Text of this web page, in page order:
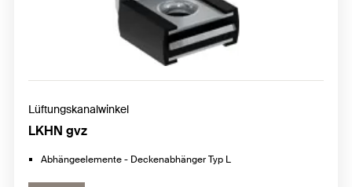
Lüftungskanalwinkel
LKHN gvz
Abhängeelemente - Deckenabhänger Typ L